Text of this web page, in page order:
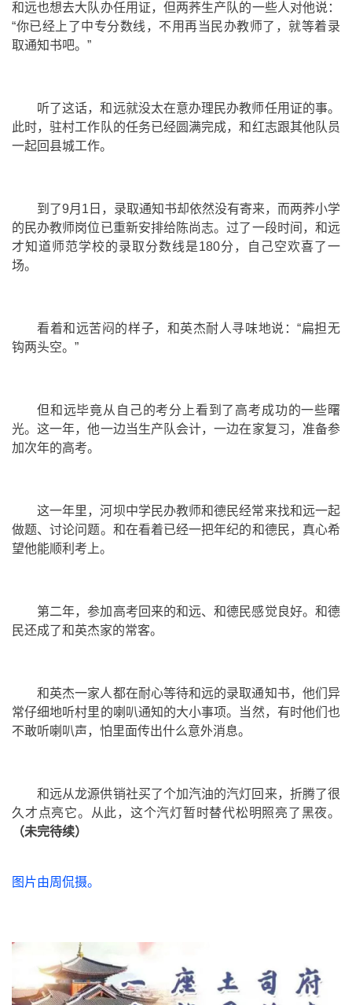
和远也想去大队办任用证，但两荞生产队的一些人对他说：
“你已经上了中专分数线，不用再当民办教师了，就等着录
取通知书吧。”
听了这话，和远就没太在意办理民办教师任用证的事。
此时，驻村工作队的任务已经圆满完成，和红志跟其他队员
一起回县城工作。
到了9月1日，录取通知书却依然没有寄来，而两荞小学
的民办教师岗位已重新安排给陈尚志。过了一段时间，和远
才知道师范学校的录取分数线是180分，自己空欢喜了一
场。
看着和远苦闷的样子，和英杰耐人寻味地说：“扁担无
钩两头空。”
但和远毕竟从自己的考分上看到了高考成功的一些曙
光。这一年，他一边当生产队会计，一边在家复习，准备参
加次年的高考。
这一年里，河坝中学民办教师和德民经常来找和远一起
做题、讨论问题。和在看着已经一把年纪的和德民，真心希
望他能顺利考上。
第二年，参加高考回来的和远、和德民感觉良好。和德
民还成了和英杰家的常客。
和英杰一家人都在耐心等待和远的录取通知书，他们异
常仔细地听村里的喇叭通知的大小事项。当然，有时他们也
不敢听喇叭声，怕里面传出什么意外消息。
和远从龙源供销社买了个加汽油的汽灯回来，折腾了很
久才点亮它。从此，这个汽灯暂时替代松明照亮了黑夜。
（未完待续）
图片由周侃摄。